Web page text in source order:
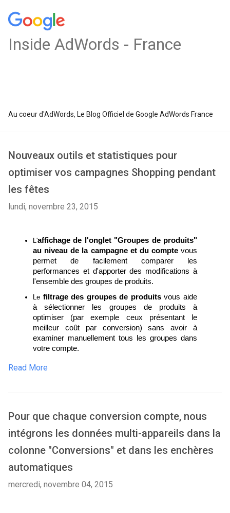
Inside AdWords - France
Au coeur d'AdWords, Le Blog Officiel de Google AdWords France
Nouveaux outils et statistiques pour
optimiser vos campagnes Shopping pendant
les fêtes
lundi, novembre 23, 2015
L'affichage de l'onglet "Groupes de produits"
au niveau de la campagne et du compte vous
permet de facilement comparer les
performances et d'apporter des modifications à
l'ensemble des groupes de produits.
Le filtrage des groupes de produits vous aide
à sélectionner les groupes de produits à
optimiser (par exemple ceux présentant le
meilleur coût par conversion) sans avoir à
examiner manuellement tous les groupes dans
votre compte.
Read More
Pour que chaque conversion compte, nous
intégrons les données multi-appareils dans la
colonne "Conversions" et dans les enchères
automatiques
mercredi, novembre 04, 2015